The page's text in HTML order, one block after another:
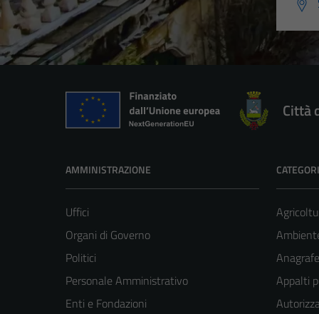
Città
AMMINISTRAZIONE
Uffici
Organi di Governo
Politici
Personale Amministrativo
Enti e Fondazioni
Appalti